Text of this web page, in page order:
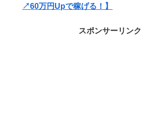
↗60万円Upで稼げる！】
スポンサーリンク